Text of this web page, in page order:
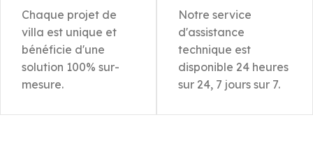
Chaque projet de
villa est unique et
bénéficie d'une
solution 100% sur-
mesure.
Notre service
d'assistance
technique est
disponible 24 heures
sur 24, 7 jours sur 7.